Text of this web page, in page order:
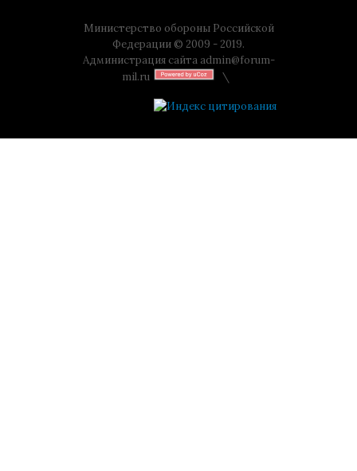
Министерство обороны Российской
Федерации © 2009 - 2019.
Администрация сайта admin@forum-
mil.ru